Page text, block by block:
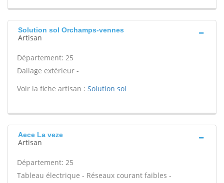
Solution sol Orchamps-vennes
Artisan
Département: 25
Dallage extérieur -
Voir la fiche artisan : Solution sol
Aece La veze
Artisan
Département: 25
Tableau électrique - Réseaux courant faibles -